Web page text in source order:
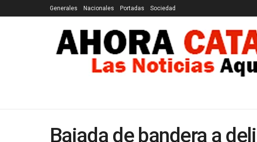
Generales Nacionales Portadas Sociedad
Bajada de bandera a